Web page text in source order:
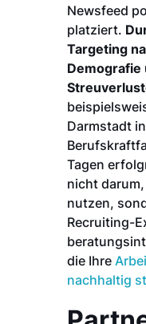
Newsfeed
platziert.
Targeting
Demografie
Darmstadt
Tagen
nicht
nutzen,
Recruiting-
die Ihre
nachhaltig